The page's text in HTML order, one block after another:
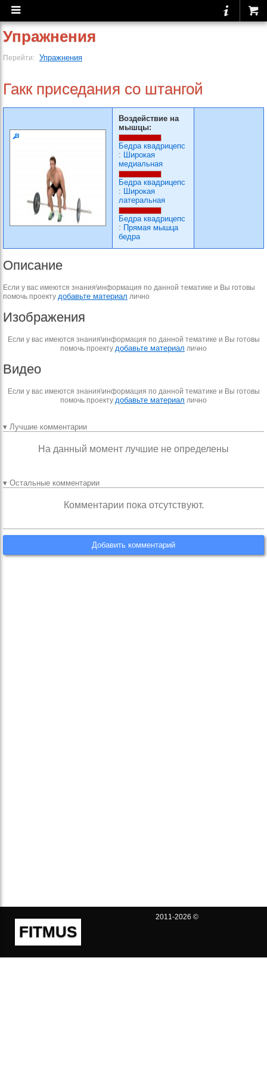
Упражнения
Перейти: Упражнения
Гакк приседания со штангой
Воздействие на
мышцы:
Бедра квадрицепс
: Широкая
медиальная
Бедра квадрицепс
: Широкая
латеральная
Бедра квадрицепс
: Прямая мышца
бедра
Описание
Если у вас имеются знания\информация по данной тематике и Вы готовы
помочь проекту добавьте материал лично
Изображения
Если у вас имеются знания\информация по данной тематике и Вы готовы
помочь проекту добавьте материал лично
Видео
Если у вас имеются знания\информация по данной тематике и Вы готовы
помочь проекту добавьте материал лично
▾ Лучшие комментарии
На данный момент лучшие не определены
▾ Остальные комментарии
Комментарии пока отсутствуют.
Добавить комментарий
FITMUS
2011-2026 ©